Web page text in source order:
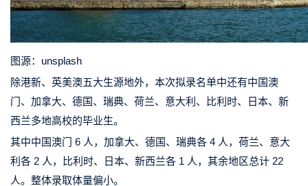
图源：unsplash
除港新、英美澳五大生源地外，本次拟录名单中还有中国澳
门、加拿大、德国、瑞典、荷兰、意大利、比利时、日本、新
西兰多地高校的毕业生。
其中中国澳门 6 人，加拿大、德国、瑞典各 4 人，荷兰、意大
利各 2 人，比利时、日本、新西兰各 1 人，其余地区总计 22
人。整体录取体量偏小。